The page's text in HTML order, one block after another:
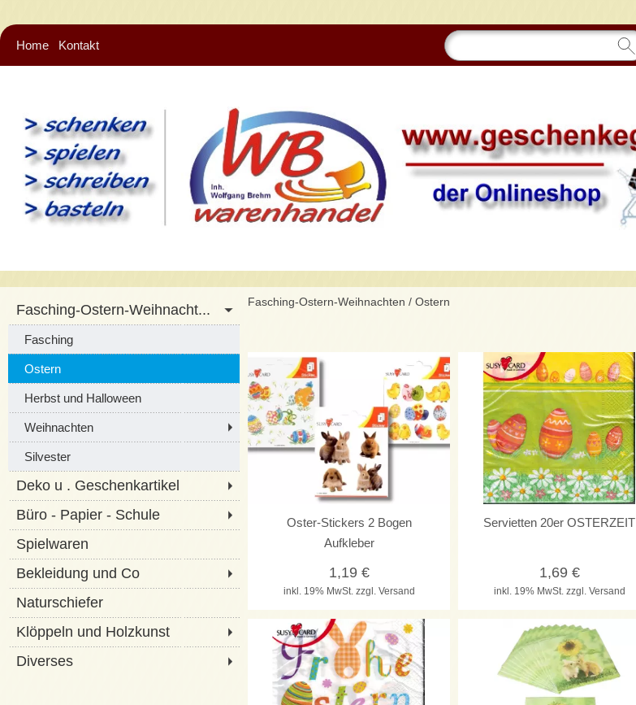
Home Kontakt
Fasching-Ostern-Weihnacht...
Fasching
Ostern
Herbst und Halloween
Weihnachten
Silvester
Deko u . Geschenkartikel
Büro - Papier - Schule
Spielwaren
Bekleidung und Co
Naturschiefer
Klöppeln und Holzkunst
Diverses
Fasching-Ostern-Weihnachten / Ostern
Oster-Stickers 2 Bogen
Aufkleber
inkl. 19% MwSt. zzgl. Versand
1,19€
Servietten 20er OSTERZEIT
inkl. 19% MwSt. zzgl. Versand
1,69€